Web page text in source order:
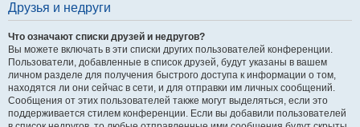
Друзья и недруги
Что означают списки друзей и недругов?
Вы можете включать в эти списки других пользователей конференции.
Пользователи, добавленные в список друзей, будут указаны в вашем
личном разделе для получения быстрого доступа к информации о том,
находятся ли они сейчас в сети, и для отправки им личных сообщений.
Сообщения от этих пользователей также могут выделяться, если это
поддерживается стилем конференции. Если вы добавили пользователей